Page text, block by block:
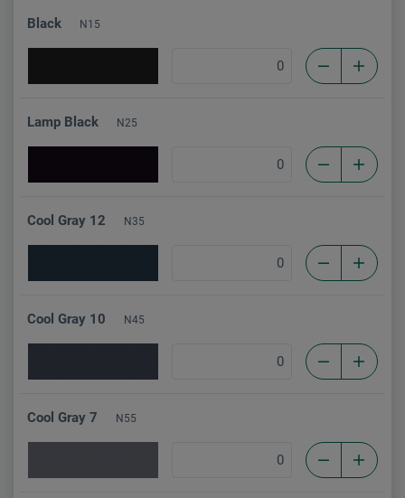
Black N15
Lamp Black N25
Cool Gray 12 N35
Cool Gray 10 N45
Cool Gray 7 N55